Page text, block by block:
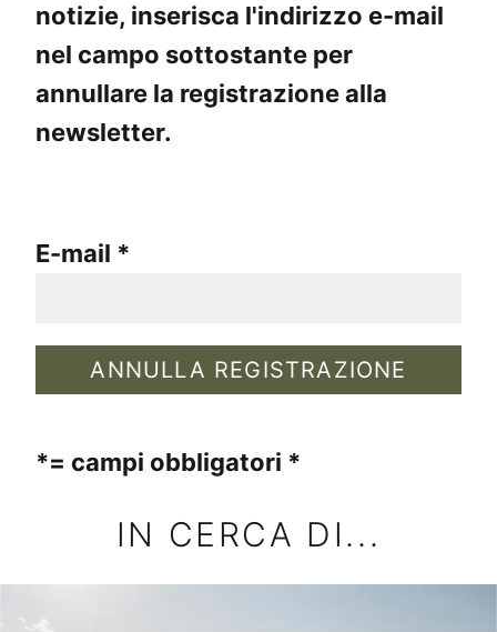
notizie, inserisca l'indirizzo e-mail
nel campo sottostante per
annullare la registrazione alla
newsletter.
E-mail
*= campi obbligatori
IN CERCA DI...